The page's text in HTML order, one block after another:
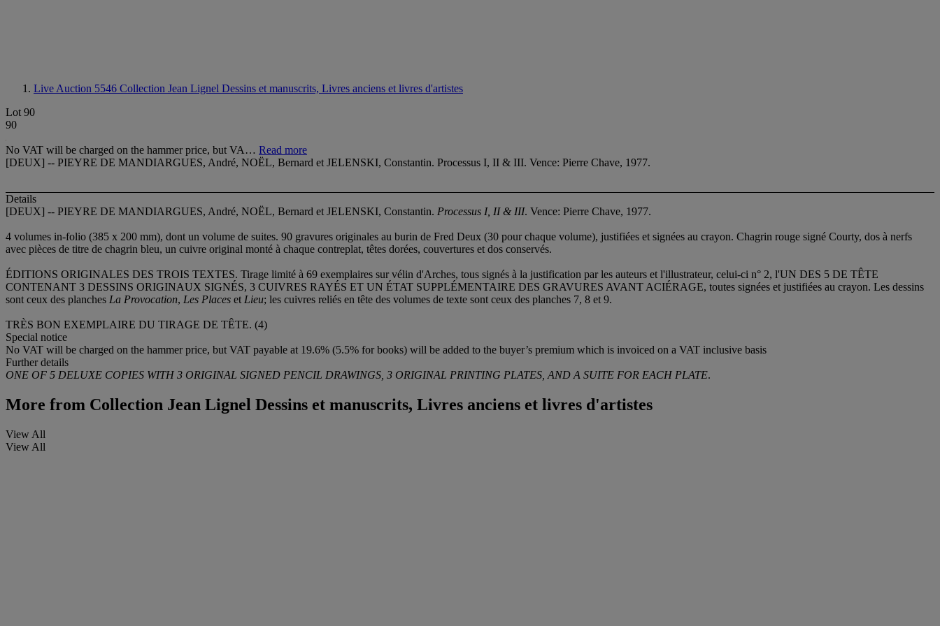
Live Auction 5546 Collection Jean Lignel Dessins et manuscrits, Livres anciens et livres d'artistes
Lot 90
90
No VAT will be charged on the hammer price, but VA… Read more
[DEUX] -- PIEYRE DE MANDIARGUES, André, NOËL, Bernard et JELENSKI, Constantin. Processus I, II & III. Vence: Pierre Chave, 1977.
Details
[DEUX] -- PIEYRE DE MANDIARGUES, André, NOËL, Bernard et JELENSKI, Constantin. Processus I, II & III. Vence: Pierre Chave, 1977.
4 volumes in-folio (385 x 200 mm), dont un volume de suites. 90 gravures originales au burin de Fred Deux (30 pour chaque volume), justifiées et signées au crayon. Chagrin rouge signé Courty, dos à nerfs
avec pièces de titre de chagrin bleu, un cuivre original monté à chaque contreplat, têtes dorées, couvertures et dos conservés.
ÉDITIONS ORIGINALES DES TROIS TEXTES. Tirage limité à 69 exemplaires sur vélin d'Arches, tous signés à la justification par les auteurs et l'illustrateur, celui-ci n° 2, l'UN DES 5 DE TÊTE
CONTENANT 3 DESSINS ORIGINAUX SIGNÉS, 3 CUIVRES RAYÉS ET UN ÉTAT SUPPLÉMENTAIRE DES GRAVURES AVANT ACIÉRAGE, toutes signées et justifiées au crayon. Les dessins
sont ceux des planches La Provocation, Les Places etLieu; les cuivres reliés en tête des volumes de texte sont ceux des planches 7, 8 et 9.
TRÈS BON EXEMPLAIRE DU TIRAGE DE TÊTE. (4)
Special notice
No VAT will be charged on the hammer price, but VAT payable at 19.6% (5.5% for books) will be added to the buyer’s premium which is invoiced on a VAT inclusive basis
Further details
ONE OF 5 DELUXE COPIES WITH 3 ORIGINAL SIGNED PENCIL DRAWINGS, 3 ORIGINAL PRINTING PLATES, AND A SUITE FOR EACH PLATE.
More from Collection Jean Lignel Dessins et manuscrits, Livres anciens et livres d'artistes
View All
View All